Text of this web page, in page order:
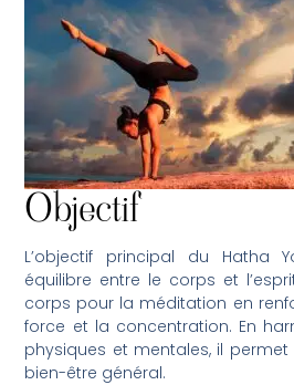
Objectif
L’objectif principal du Hatha
équilibre entre le corps et
corps pour la méditation en
force et la concentration. En
physiques et mentales, il
bien-être général.